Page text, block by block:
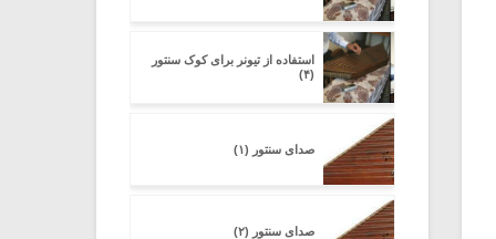
استفاده از تیونر برای کوک سنتور
(۴)
صدای سنتور (۱)
صدای سنتور (۲)